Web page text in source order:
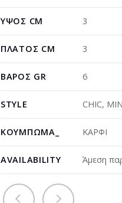
ΎΨΟΣ CM 3
ΠΛΆΤΟΣ CM 3
ΒΆΡΟΣ GR 6
STYLE CHIC,
ΚΟΎΜΠΩΜΑ_ ΚΑΡΦΙ
AVAILABILITY Άμεση